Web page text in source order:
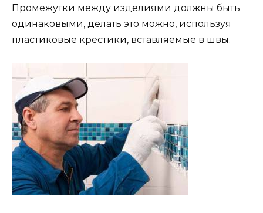
Промежутки между изделиями должны быть
одинаковыми, делать это можно, используя
пластиковые крестики, вставляемые в швы.